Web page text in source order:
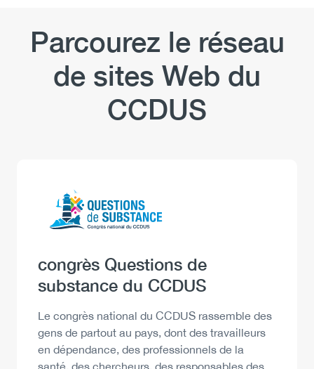
Parcourez le réseau
de sites Web du
CCDUS
Heading
congrès Questions de
substance du CCDUS
Description
Le congrès national du CCDUS rassemble des
gens de partout au pays, dont des travailleurs
en dépendance, des professionnels de la
santé, des chercheurs, des responsables des